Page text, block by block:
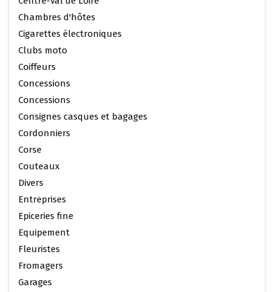
Chambres d'hôtes
Cigarettes électroniques
Clubs moto
Coiffeurs
Concessions
Concessions
Consignes casques et bagages
Cordonniers
Corse
Couteaux
Divers
Entreprises
Epiceries fine
Equipement
Fleuristes
Fromagers
Garages